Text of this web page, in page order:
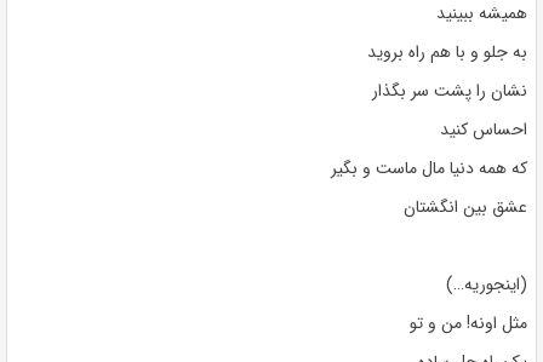
همیشه ببینید
به جلو و با هم راه بروید
نشان را پشت سر بگذار
احساس کنید
که همه دنیا مال ماست و بگیر
عشق بین انگشتان
(اینجوریه…)
مثل اونه! من و تو